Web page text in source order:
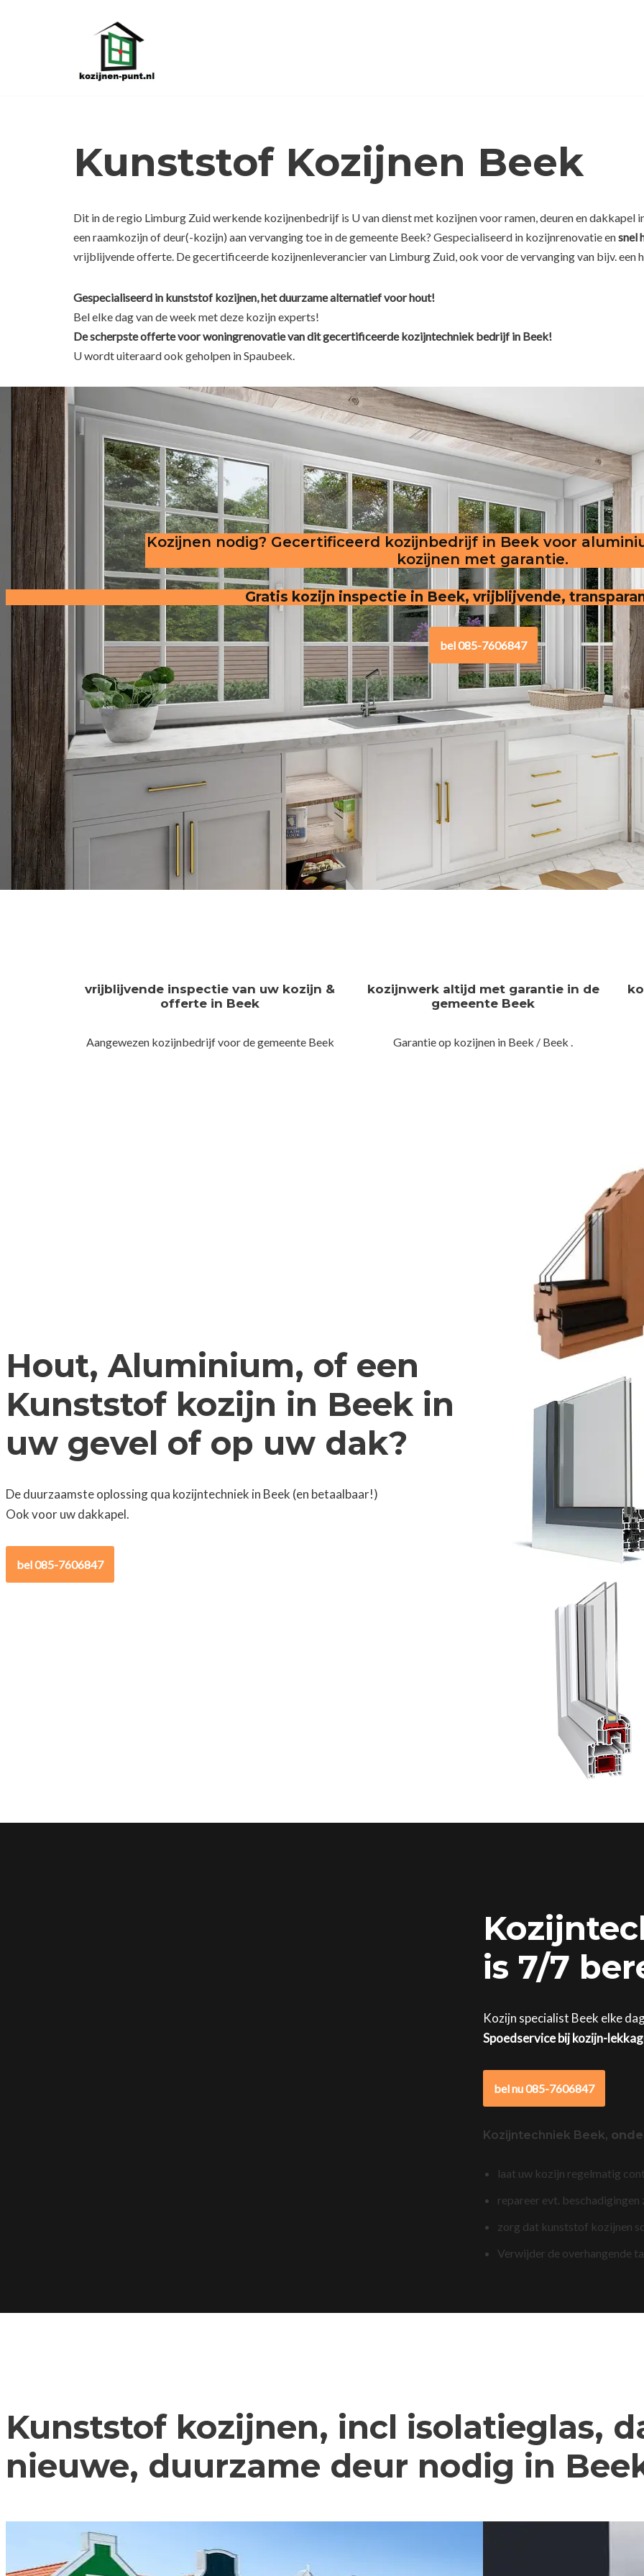
Kunststof Kozijnen Beek
Dit in de regio Limburg Zuid werkende kozijnenbedrijf is U van dienst met kozijnen voor ramen, deuren en dakkapel
een raamkozijn of deur(-kozijn) aan vervanging toe in de gemeente Beek? Gespecialiseerd in kozijnrenovatie ensnel
vrijblijvende offerte. De gecertificeerde kozijnenleverancier van Limburg Zuid, ook voor de vervanging van bijv. een
Gespecialiseerd in kunststof kozijnen, het duurzame alternatief voor hout!
Bel elke dag van de week met deze kozijn experts!
De scherpsteofferte voor woningrenovatie van dit gecertificeerde kozijntechniek bedrijf in Beek!
U wordt uiteraard ook geholpen in Spaubeek.
Kozijnen nodig? Gecertificeerd kozijnbedrijf in Beek voor
kozijnen met garantie.
Gratis kozijn inspectie in Beek, vrijblijvende,
bel 085-7606847
vrijblijvende inspectie van uw kozijn &
offerte in Beek
Aangewezen kozijnbedrijf voor de gemeente Beek
kozijnwerk altijd met garantie in de
gemeente Beek
Garantie op kozijnen in Beek / Beek .
Hout, Aluminium, of een
Kunststof kozijn in Beek in
uw gevel of op uw dak?
De duurzaamste oplossing qua kozijntechniek in Beek (en betaalbaar!)
Ook voor uw dakkapel.
bel 085-7606847
is 7/7
Kozijn specialist Beek elke
Spoedservice bij kozijn-
bel nu 085-7606847
Kozijntechniek Beek,
laat uw kozijn regelmatig
repareer evt.
zorg dat kunststof kozijnen
Verwijder de overhangende
Kunststof kozijnen, incl isolatieglas,
nieuwe, duurzame deur nodig in